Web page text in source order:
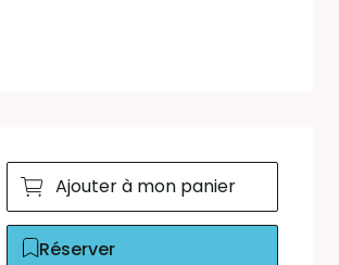
Ajouter à mon panier
Réserver